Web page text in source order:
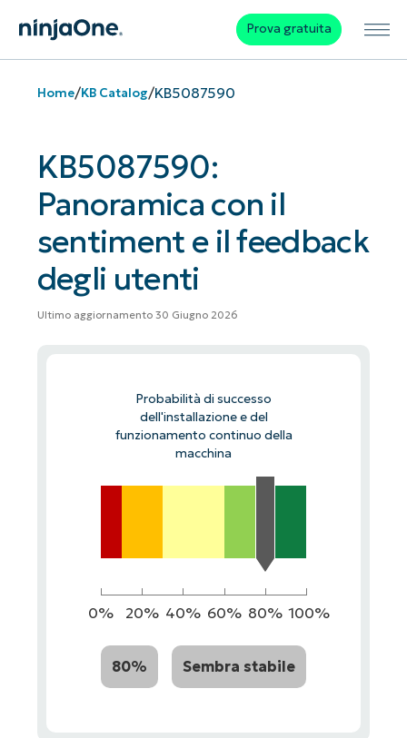
Prova gratuita
Home/KB Catalog/KB5087590
KB5087590:
Panoramica con il
sentiment e il feedback
degli utenti
Ultimo aggiornamento 30 Giugno 2026
Probabilità di successo
dell'installazione e del
funzionamento continuo della
macchina
0% 20% 40% 60% 80% 100%
80% Sembra stabile